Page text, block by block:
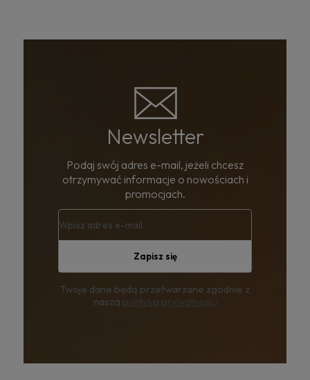
Newsletter
Podaj swój adres e-mail, jeżeli chcesz
otrzymywać informacje o nowościach i
promocjach.
Zapisz się
Twoje dane będą przetwarzane zgodnie z
naszą polityką prywatności